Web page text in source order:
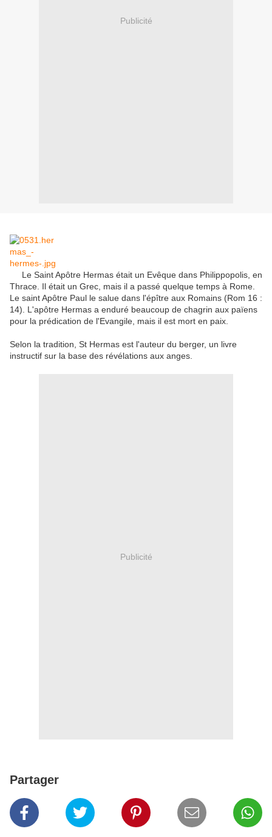
Publicité
Le Saint Apôtre Hermas était un Evêque dans Philippopolis, en
Thrace. Il était un Grec, mais il a passé quelque temps à Rome.
Le saint Apôtre Paul le salue dans l'épître aux Romains (Rom 16 :
14). L'apôtre Hermas a enduré beaucoup de chagrin aux païens
pour la prédication de l'Evangile, mais il est mort en paix.
Selon la tradition, St Hermas est l'auteur du berger, un livre
instructif sur la base des révélations aux anges.
Publicité
Partager